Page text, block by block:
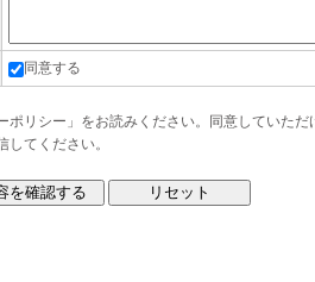
同意する
ポリシー 」をお読みください。同意していた
てください。